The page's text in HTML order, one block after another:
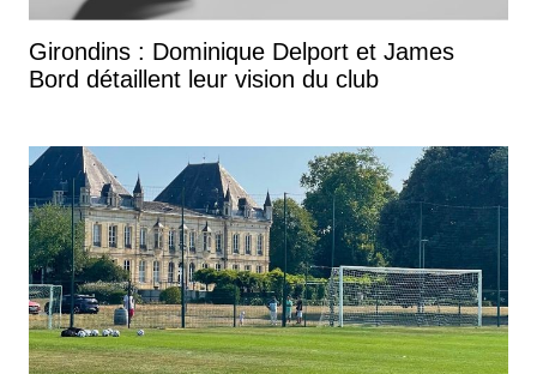
Girondins : Dominique Delport et James
Bord détaillent leur vision du club